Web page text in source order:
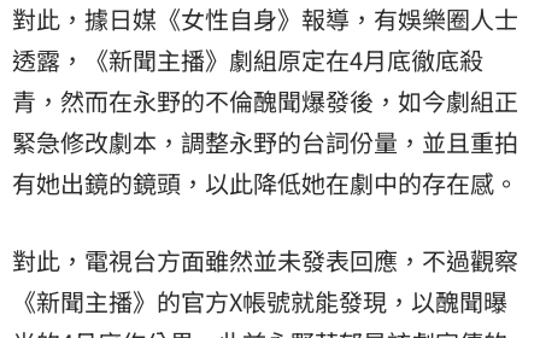
對此，據日媒《女性自身》報導，有娛樂圈人士
透露，《新聞主播》劇組原定在4月底徹底殺
青，然而在永野的不倫醜聞爆發後，如今劇組正
緊急修改劇本，調整永野的台詞份量，並且重拍
有她出鏡的鏡頭，以此降低她在劇中的存在感。
對此，電視台方面雖然並未發表回應，不過觀察
《新聞主播》的官方X帳號就能發現，以醜聞曝